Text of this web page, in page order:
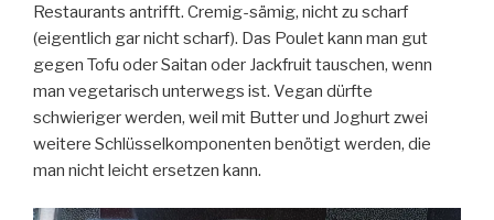
Restaurants antrifft. Cremig-sämig, nicht zu scharf
(eigentlich gar nicht scharf). Das Poulet kann man gut
gegen Tofu oder Saitan oder Jackfruit tauschen, wenn
man vegetarisch unterwegs ist. Vegan dürfte
schwieriger werden, weil mit Butter und Joghurt zwei
weitere Schlüsselkomponenten benötigt werden, die
man nicht leicht ersetzen kann.